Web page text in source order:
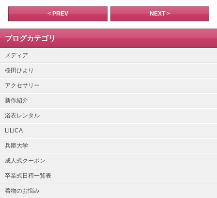
< PREV NEXT >
ブログカテゴリ
メディア
桜田ひより
アクセサリー
新作紹介
浴衣レンタル
LiLiCA
兵庫大学
成人式クーポン
卒業式日程一覧表
着物のお悩み